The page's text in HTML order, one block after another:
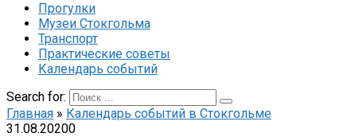
Прогулки
Музеи Стокгольма
Транспорт
Практические советы
Календарь событий
Search for:
Главная » Календарь событий в Стокгольме
31.08.20200